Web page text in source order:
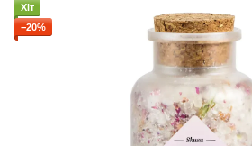
Хіт
−20%